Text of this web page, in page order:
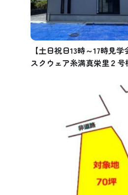
【土日祝日13時～17時見
スクウェア糸満真栄里２号